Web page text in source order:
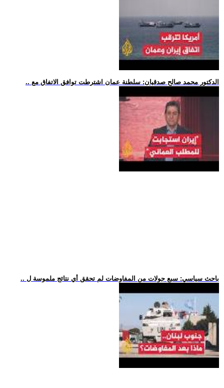
.. الدكتور محمد صالح صدقيان: سلطنة عمان اشترطت توافق الاتفاق مع
.. باحث سياسي: سبع جولات من المفاوضات لم تحقق أي نتائج ملموسة ل